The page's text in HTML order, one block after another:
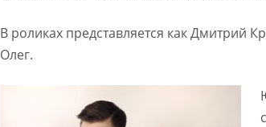
В роликах представляется как Дмитрий
Олег.